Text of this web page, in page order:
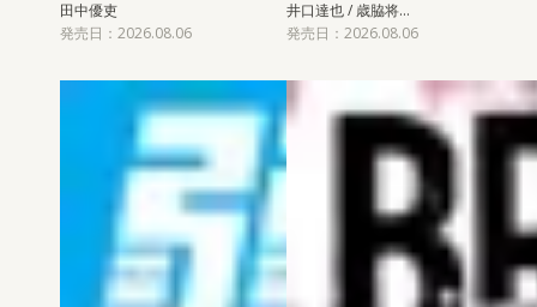
田中優吏
発売日：2026.08.06
井口達也 / 歳脇将…
発売日：2026.08.06